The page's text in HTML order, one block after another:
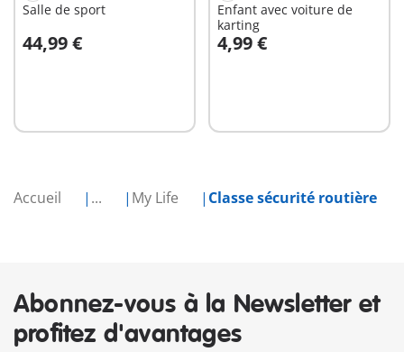
Accueil ... My Life Classe sécurité routière
Salle de sport
44,99 €
Au panier
Enfant avec voiture de
karting
4,99 €
Au panier
Abonnez-vous à la Newsletter et
profitez d'avantages